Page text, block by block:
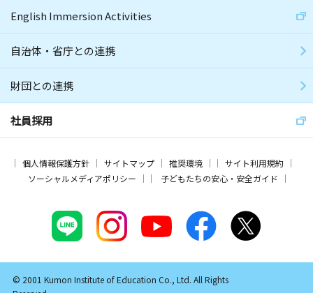
English Immersion Activities
自治体・省庁との連携
財団との連携
社員採用
個人情報保護方針 サイトマップ 推奨環境
サイト利用規約
ソーシャルメディアポリシー
子どもたちの安心・安全ガイド
© 2001 Kumon Institute of Education Co., Ltd. All Rights